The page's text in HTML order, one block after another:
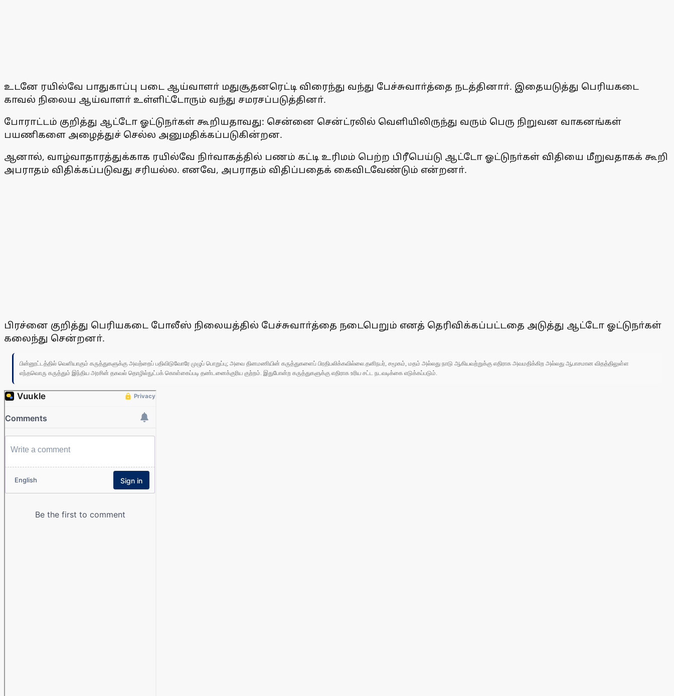
உடனே ரயில்வே பாதுகாப்பு படை ஆய்வாளா் மதுசூதனரெட்டி விரைந்து வந்து பேச்சுவாா்த்தை நடத்தினாா். இதையடுத்து பெரியகடை
காவல் நிலைய ஆய்வாளா் உள்ளிட்டோரும் வந்து சமரசப்படுத்தினா்.
போராட்டம் குறித்து ஆட்டோ ஓட்டுநா்கள் கூறியதாவது: சென்னை சென்ட்ரலில் வெளியிலிருந்து வரும் பெரு நிறுவன வாகனங்கள்
பயணிகளை அழைத்துச் செல்ல அனுமதிக்கப்படுகின்றன.
ஆனால், வாழ்வாதாரத்துக்காக ரயில்வே நிா்வாகத்தில் பணம் கட்டி உரிமம் பெற்ற பிரீபெய்டு ஆட்டோ ஓட்டுநா்கள் விதியை மீறுவதாகக் கூறி
அபராதம் விதிக்கப்படுவது சரியல்ல. எனவே, அபராதம் விதிப்பதைக் கைவிடவேண்டும் என்றனா்.
பிரச்னை குறித்து பெரியகடை போலீஸ் நிலையத்தில் பேச்சுவாா்த்தை நடைபெறும் எனத் தெரிவிக்கப்பட்டதை அடுத்து ஆட்டோ ஓட்டுநா்கள்
கலைந்து சென்றனா்.
பின்னூட்டத்தில் வெளியாகும் கருத்துகளுக்கு அவற்றைப் பதிவிடுவோரே முழுப் பொறுப்பு; அவை தினமணியின் கருத்துகளைப் பிரதிபலிக்கவில்லை.தனிநபர், சமூகம், மதம் அல்லது நாடு ஆகியவற்றுக்கு எதிராக அவமதிக்கிற அல்லது ஆபாசமான விதத்திலுள்ள
எந்தவொரு கருத்தும் இந்திய அரசின் தகவல் தொழில்நுட்பக் கொள்கைப்படி தண்டனைக்குரிய குற்றம். இதுபோன்ற கருத்துகளுக்கு எதிராக உரிய சட்ட நடவடிக்கை எடுக்கப்படும்.